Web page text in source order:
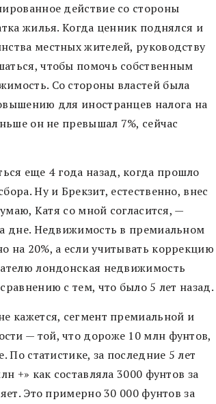
действие со стороны
жилья. Когда ценник поднялся и
местных жителей, руководству
чтобы помочь собственным
Со стороны властей была
для иностранцев налога на
он не превышал 7%, сейчас
еще 4 года назад, когда прошло
Ну и Брекзит, естественно, внес
Катя со мной согласится, —
дне. Недвижимость в премиальном
на 20%, а если учитывать коррекцию
лондонская недвижимость
с тем, что было 5 лет назад.
кажется, сегмент премиальной и
— той, что дороже 10 млн фунтов,
статистике, за последние 5 лет
+» как составляла 3000 фунтов за
Это примерно 30 000 фунтов за